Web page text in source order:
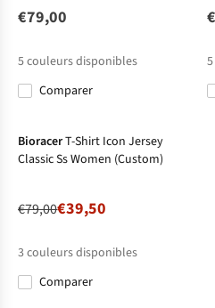
€79,00
5couleurs disponibles
Comparer
5
BioracerT-Shirt Icon Jersey
Classic Ss Women (Custom)
€79,00€39,50
3couleurs disponibles
%
% %
Comparer